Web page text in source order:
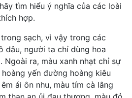
tìm hiểu ý nghĩa của các loài
hợp.
sạch, vì vậy trong các
dâu, người ta chỉ dùng hoa
Ngoài ra, màu xanh nhạt chỉ sự
yến đường hoàng kiêu
ái ôn nhu, màu tím cà lâng